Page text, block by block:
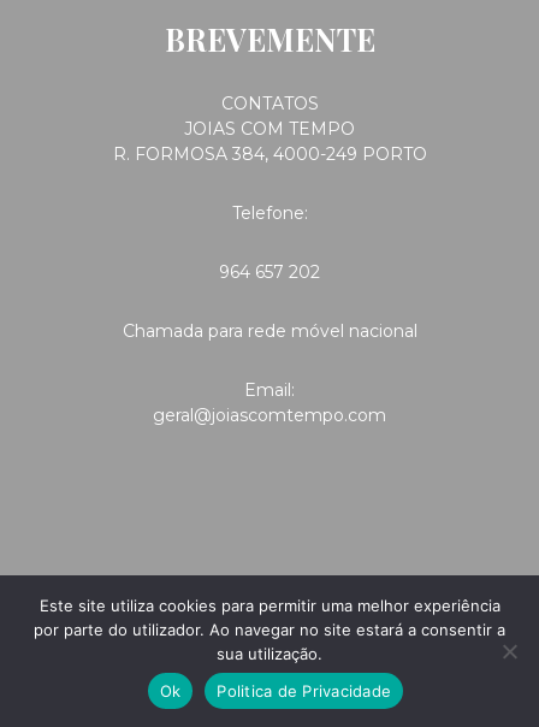
BREVEMENTE
CONTATOS
JOIAS COM TEMPO
R. FORMOSA 384, 4000-249 PORTO
Telefone:
964 657 202
Chamada para rede móvel nacional
Email:
geral@joiascomtempo.com
Este site utiliza cookies para permitir uma melhor experiência
por parte do utilizador. Ao navegar no site estará a consentir a
sua utilização.
Ok
Politica de Privacidade